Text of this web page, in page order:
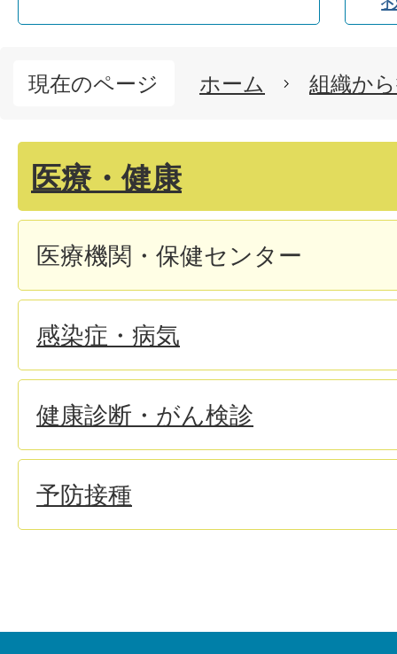
現在のページ ホーム 組織か
医療・健康
医療機関・保健センター
感染症・病気
健康診断・がん検診
予防接種